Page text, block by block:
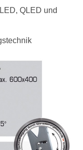
QLED und